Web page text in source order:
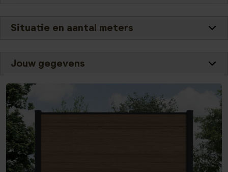
Situatie en aantal meters
Jouw gegevens